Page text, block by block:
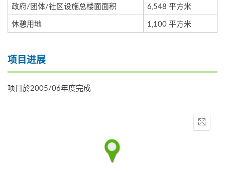
政府/团体/社区设施总楼面面积
6,548 平方米
休憩用地
1,100 平方米
项目进展
项目於2005/06年度完成
Enter